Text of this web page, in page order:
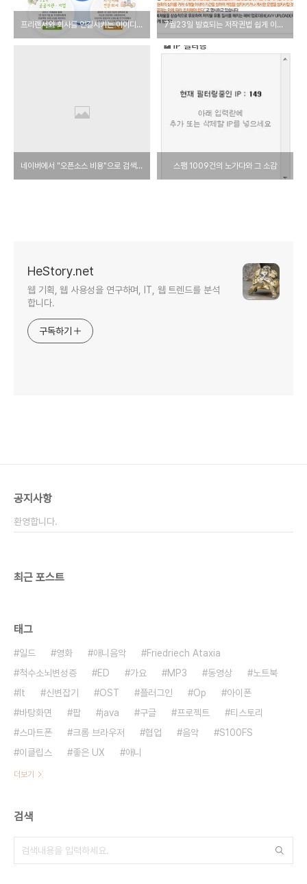
프리랜서와 회사를 연결시키는 아이디어 비즈 뱅크를 아시나요? 7월23일 발효되는 저작권법 쉽게 이해하기
네이버에서 "오픈소스 비용"으로 검색을 했다. 스팸 1009건의 노가다와 그 소감
HeStory.net
웹 기획, 웹 사용성을 연구하며, IT, 웹 트렌드를 분석
합니다.
구독하기
공지사항
환영합니다.
최근 포스트
태그
일드 영화 애니음악
Friedriech Ataxia
척수소뇌변성증
ED 가요 MP3 동영상
노트북
It
신변잡기 OST 플러그인 Op
아이폰
바탕화면
팝 java 구글 프로젝트
티스토리
스마트폰
크롬 브라우저 협업 음악
S100FS
이클립스
좋은 UX 애니
더보기
검색